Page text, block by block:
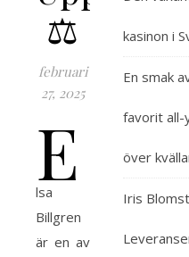
⚖️
februari
27, 2025
E
lsa
Billgren
är en av
kasinon i
En smak
favorit
över
Iris